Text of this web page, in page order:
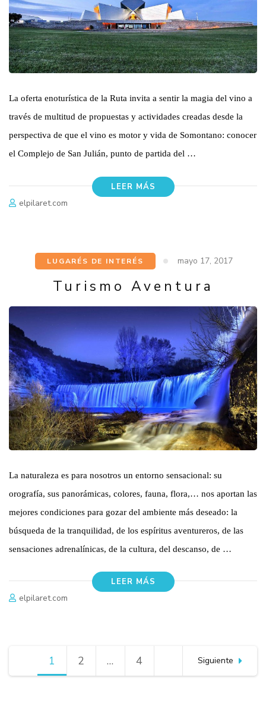
La oferta enoturística de la Ruta invita a sentir la magia del vino a
través de multitud de propuestas y actividades creadas desde la
perspectiva de que el vino es motor y vida de Somontano: conocer
el Complejo de San Julián, punto de partida del …
LEER MÁS
elpilaret.com
LUGARÉS DE INTERÉS mayo 17, 2017
Turismo Aventura
La naturaleza es para nosotros un entorno sensacional: su
orografía, sus panorámicas, colores, fauna, flora,… nos aportan las
mejores condiciones para gozar del ambiente más deseado: la
búsqueda de la tranquilidad, de los espíritus aventureros, de las
sensaciones adrenalínicas, de la cultura, del descanso, de …
LEER MÁS
elpilaret.com
Navegación
Página
1 Página
2 … Página
4 Siguiente